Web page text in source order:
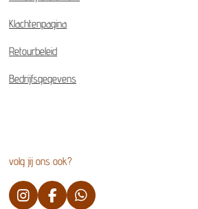
Klachtenpagina
Retourbeleid
Bedrijfsgegevens
volg jij ons ook?
I
F
W